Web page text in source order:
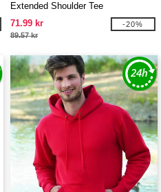
Extended Shoulder Tee
71.99 kr
89.57 kr
-20%